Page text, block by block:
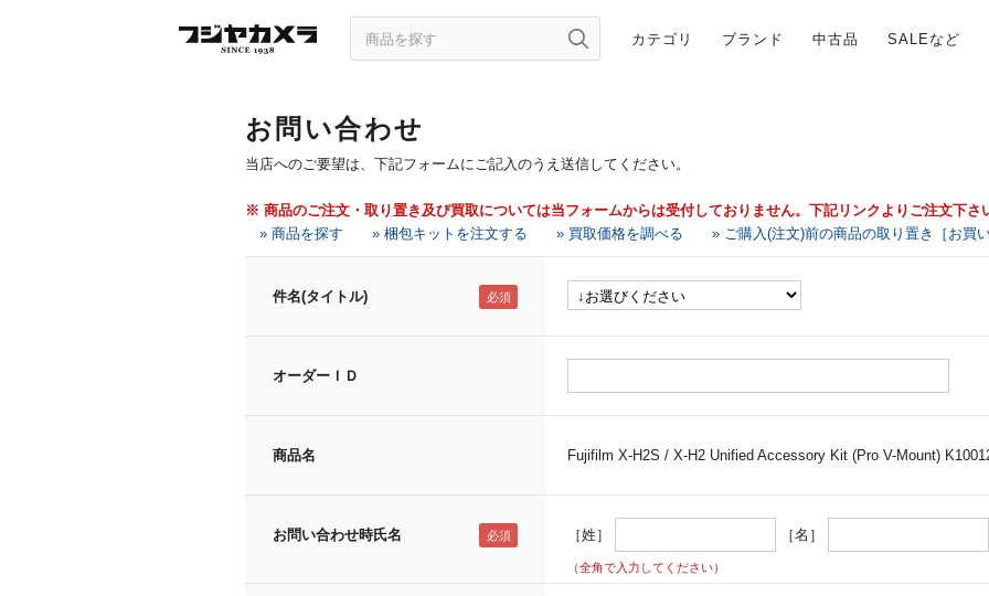
カテゴリ ブランド 中古品 SALEなど
お問い合わせ
当店へのご要望は、下記フォームにご記入のうえ送信してください。
※ 商品のご注文・取り置き及び買取については当フォームからは受付しておりません。下記リンクよりご注文下さ
» 商品を探す
» 梱包キットを注文する » 買取価格を調べる » ご購入(注文)前の商品の取り置き［お買い
件名(タイトル)
オーダーＩＤ
商品名 Fujifilm X-H2S / X-H2 Unified Accessory Kit (Pro V-Mount)
お問い合わせ時氏名 ［姓］ ［名］
（全角で入力してください）